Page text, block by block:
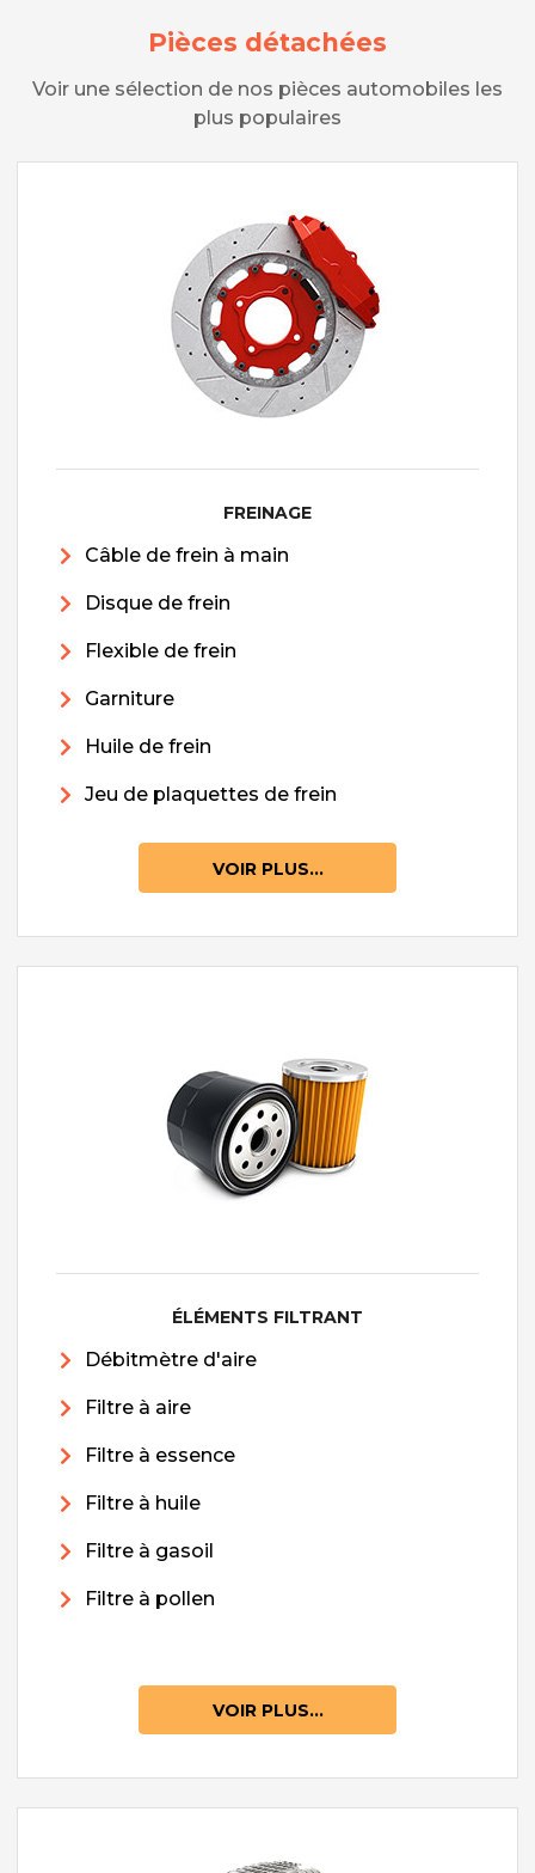
Pièces détachées
Voir une sélection de nos pièces automobiles les
plus populaires
FREINAGE
Câble de frein à main
Disque de frein
Flexible de frein
Garniture
Huile de frein
Jeu de plaquettes de frein
VOIR PLUS...
ÉLÉMENTS FILTRANT
Débitmètre d'aire
Filtre à aire
Filtre à essence
Filtre à huile
Filtre à gasoil
Filtre à pollen
VOIR PLUS...